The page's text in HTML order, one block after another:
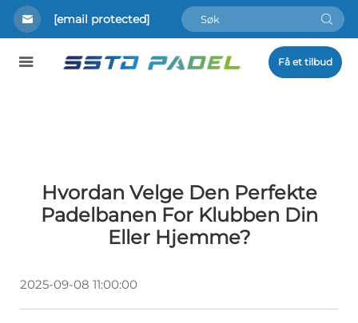
[email protected]
Få et tilbud
Hvordan Velge Den Perfekte
Padelbanen For Klubben Din
Eller Hjemme?
2025-09-08 11:00:00